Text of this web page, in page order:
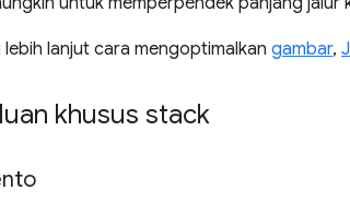
lebih lanjut cara mengoptimalkan gambar,
khusus stack